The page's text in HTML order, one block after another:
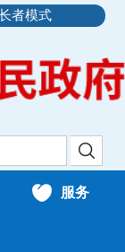
者模式
服务